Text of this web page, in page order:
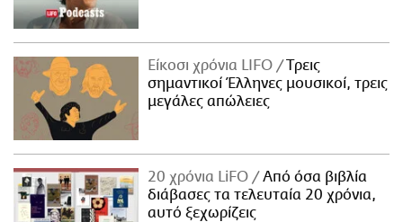
Είκοσι χρόνια LIFO
Tρεις
σημαντικοί Έλληνες μουσικοί, τρεις
μεγάλες απώλειες
20 χρόνια LiFO
Από όσα βιβλία
διάβασες τα τελευταία 20 χρόνια,
αυτό ξεχωρίζεις